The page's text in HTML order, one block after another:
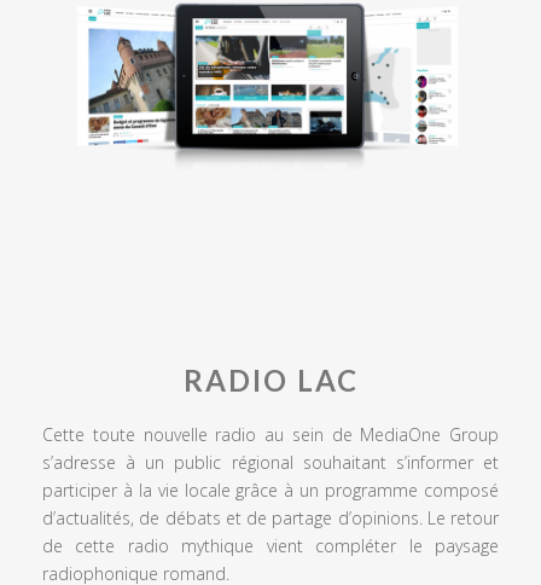
RADIO LAC
Cette toute nouvelle radio au sein de MediaOne Group
s’adresse à un public régional souhaitant s’informer et
participer à la vie locale grâce à un programme composé
d’actualités, de débats et de partage d’opinions. Le retour
de cette radio mythique vient compléter le paysage
radiophonique romand.